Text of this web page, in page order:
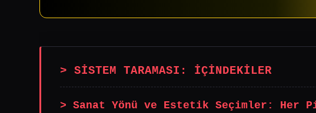
> SİSTEM TARAMASI: İÇİNDEKİLER
> Sanat Yönü ve Estetik Seçimler: Her